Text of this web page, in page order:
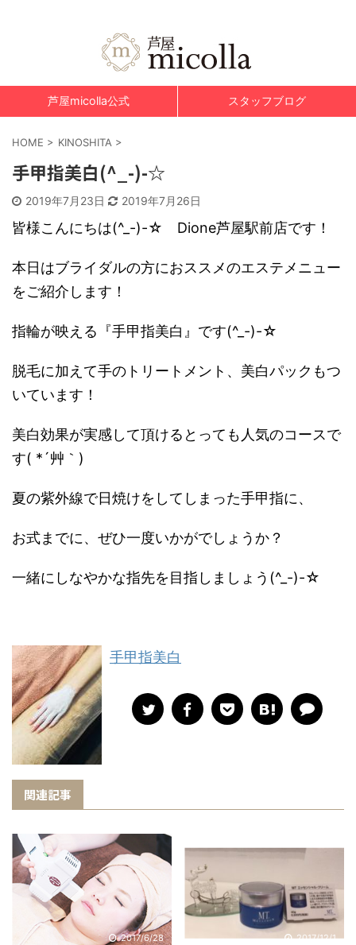
芦屋micolla公式 スタッフブログ
HOME > KINOSHITA >
手甲指美白(^_-)-☆
2019年7月23日 2019年7月26日
皆様こんにちは(^_-)-☆ Dione芦屋駅前店です！
本日はブライダルの方におススメのエステメニュー
をご紹介します！
指輪が映える『手甲指美白』です(^_-)-☆
脱毛に加えて手のトリートメント、美白パックもつ
いています！
美白効果が実感して頂けるとっても人気のコースで
す( *´艸｀)
夏の紫外線で日焼けをしてしまった手甲指に、
お式までに、ぜひ一度いかがでしょうか？
一緒にしなやかな指先を目指しましょう(^_-)-☆
手甲指美白
関連記事
2017/6/28 2017/12/1